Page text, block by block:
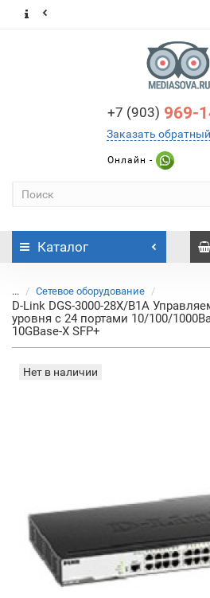
+7 (903) 969-
Заказать
Онлайн -
Каталог
... Сетевое оборудование
D-Link DGS-3000-28X/B1A
уровня с 24 портами 10/100/
10GBase-X SFP+
Нет в наличии